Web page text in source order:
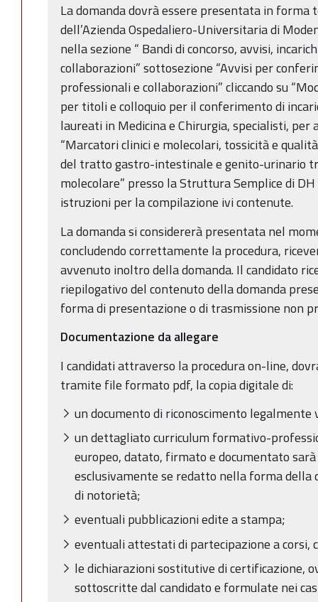
La domanda dovrà essere presentata in
dell’Azienda Ospedaliero-Universitaria di
nella sezione “ Bandi di concorso, avvisi,
collaborazioni” sottosezione “Avvisi per
professionali e collaborazioni” cliccando su
per titoli e colloquio per il conferimento di
laureati in Medicina e Chirurgia, specialisti,
“Marcatori clinici e molecolari, tossicità e
del tratto gastro-intestinale e genito-urinario
molecolare” presso la Struttura Semplice di DH
istruzioni per la compilazione ivi contenute.
La domanda si considererà presentata nel
concludendo correttamente la procedura,
avvenuto inoltro della domanda. Il candidato
riepilogativo del contenuto della domanda
forma di presentazione o di trasmissione non
Documentazione da allegare
I candidati attraverso la procedura on-line,
tramite file formato pdf, la copia digitale di:
un documento di riconoscimento legalmente
un dettagliato curriculum formativo-
europeo, datato, firmato e documentato
esclusivamente se redatto nella forma
di notorietà;
eventuali pubblicazioni edite a stampa;
eventuali attestati di partecipazione a corsi,
le dichiarazioni sostitutive di certificazione,
sottoscritte dal candidato e formulate nei